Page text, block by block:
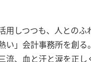
用しつつも、人とのふ
い」会計事務所を創る。
流、血と汗と涙を正し